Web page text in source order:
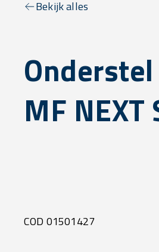
Bekijk alles
MF NEXT
COD 01501427